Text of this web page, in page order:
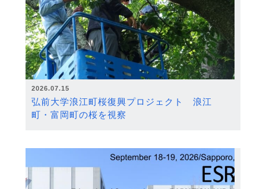
2026.07.15
弘前大学浪江町桜復興プロジェクト 浪江
町・富岡町の桜を視察